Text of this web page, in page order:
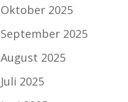
Oktober 2025
September 2025
August 2025
Juli 2025